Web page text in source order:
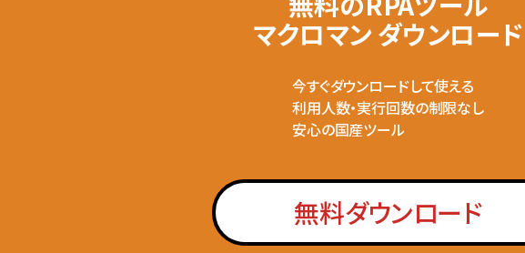
マクロマン ダウンロード
今すぐダウンロードして使える
利用人数・実行回数の制限なし
安心の国産ツール
無料ダウンロード